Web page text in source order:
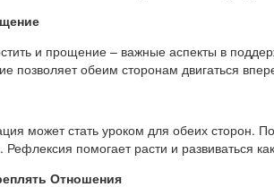
и прощение – важные аспекты в
позволяет обеим сторонам двигаться
может стать уроком для обеих сторон.
помогает расти и развиваться
Отношения